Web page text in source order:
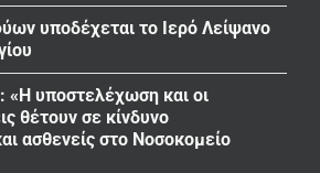
υποδέχεται το Ιερό Λείψανο
υποστελέχωση και οι
θέτουν σε κίνδυνο
ασθενείς στο Νοσοκομείο